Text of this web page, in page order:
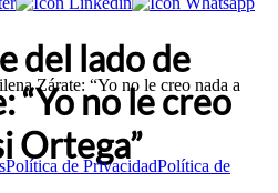
Zárate: “Yo no le creo nada a
Política de PrivacidadPolítica de
del lado de
“Yo no le creo
Ortega”